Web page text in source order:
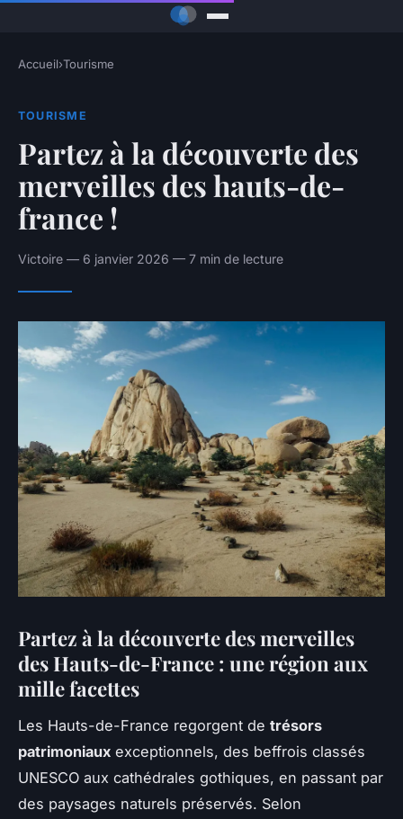
Accueil›Tourisme
TOURISME
Partez à la découverte des
merveilles des hauts-de-
france !
Victoire — 6 janvier 2026 — 7 min de lecture
Partez à la découverte des merveilles
des Hauts-de-France : une région aux
mille facettes
Les Hauts-de-France regorgent de trésors
patrimoniaux exceptionnels, des beffrois classés
UNESCO aux cathédrales gothiques, en passant par
des paysages naturels préservés. Selon